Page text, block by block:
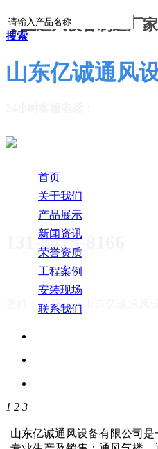
专业通风设备制造厂家
山东亿诚通风
131-8415-8166
您好！欢迎访问
搜索
首页
关于我们
产品展示
新闻资讯
荣誉资质
工程案例
安装现场
联系我们
1 2 3
山东亿诚通风设备有限公司